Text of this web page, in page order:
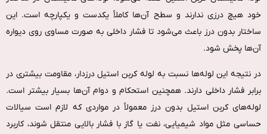
خود هیچ درزی ندارند و سطح آن‌ها کاملاً یکدست و یکپارچه است. این
ساختار بدون درز باعث می‌شود تا فشار داخلی به‌ صورت مساوی روی دیواره
آن‌ها پخش شود.
در نتیجه این لوله‌ها نسبت به لوله کربن استیل درزدار، مقاومت بیشتری در
برابر فشار داخلی دارند. همچنین استحکام و دوام آن‌ها بسیار بیشتر است.
لوله‌های کربن استیل بدون درز معمولاً در مواردی که لازم است سیالات
حساسی مثل مواد شیمیایی، نفت یا گاز با فشار بالایی منتقل شوند، کاربرد